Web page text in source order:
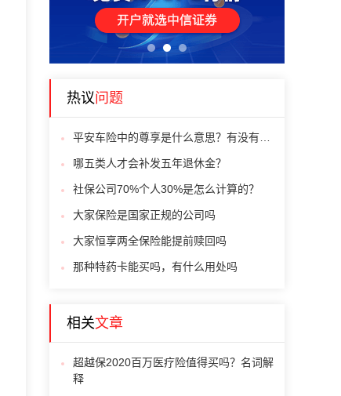
1
热议问题
哪五类人才会补发五年退休金？
社保公司70%个人30%是怎么计算的？
大家保险是国家正规的公司吗
大家恒享两全保险能提前赎回吗
那种特药卡能买吗，有什么用处吗
相关文章
超越保2020百万医疗险值得买吗？名词解
释